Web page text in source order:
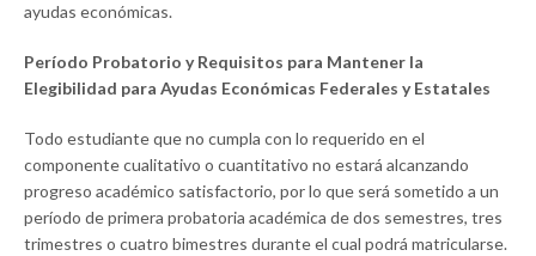
ayudas económicas.
Período Probatorio y Requisitos para Mantener la
Elegibilidad para Ayudas Económicas Federales y Estatales
Todo estudiante que no cumpla con lo requerido en el
componente cualitativo o cuantitativo no estará alcanzando
progreso académico satisfactorio, por lo que será sometido a un
período de primera probatoria académica de dos semestres, tres
trimestres o cuatro bimestres durante el cual podrá matricularse.